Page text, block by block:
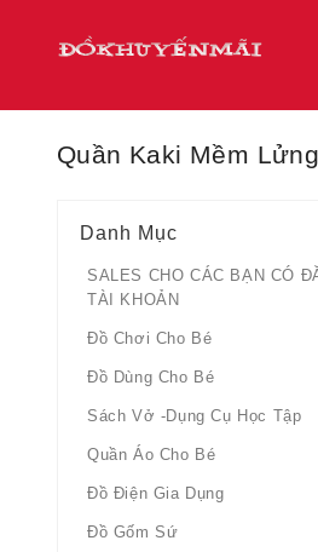
Quần Kaki Mềm
Danh Mục
SALES CHO CÁC BẠN CÓ
TÀI KHOẢN
Đồ Chơi Cho Bé
Đồ Dùng Cho Bé
Sách Vở -dụng Cụ Học Tập
Quần Áo Cho Bé
Đồ Điện Gia Dụng
Đồ Gốm Sứ